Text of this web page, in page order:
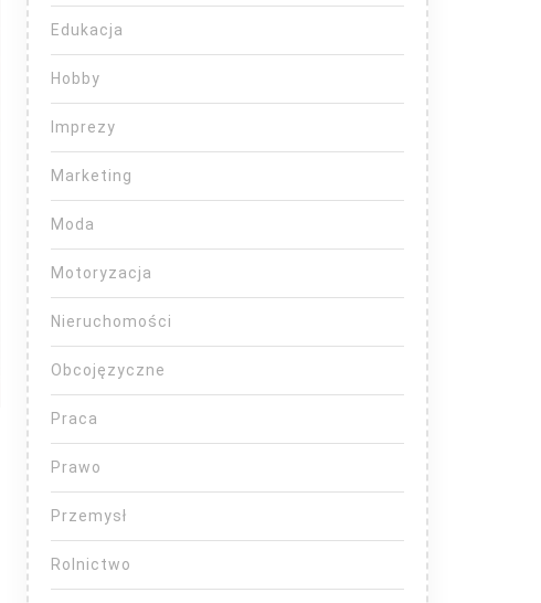
Edukacja
Hobby
Imprezy
Marketing
Moda
Motoryzacja
Nieruchomości
Obcojęzyczne
Praca
Prawo
Przemysł
Rolnictwo